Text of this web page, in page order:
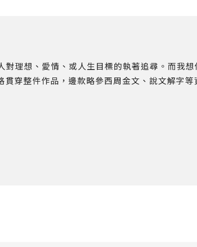
理想、愛情、或人生目標的執著追尋。而我
穿整件作品，邊款略參西周金文、說文解字等